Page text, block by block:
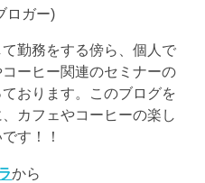
ロガー)
勤務をする傍ら、個人で
ーヒー関連のセミナーの
おります。このブログを
カフェやコーヒーの楽し
す！！
から